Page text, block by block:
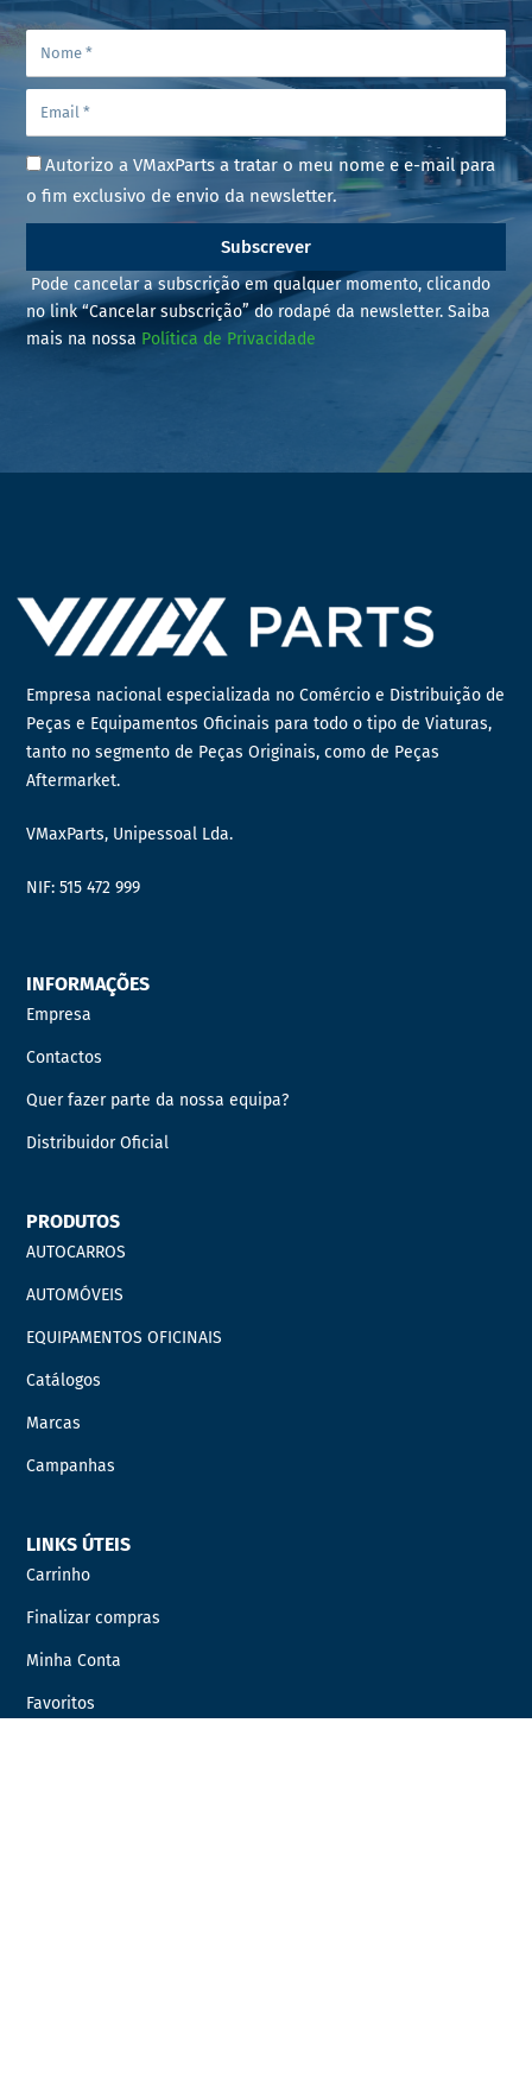
Autorizo a VMaxParts a tratar o meu nome e e-mail para
o fim exclusivo de envio da newsletter.
Subscrever
Pode cancelar a subscrição em qualquer momento, clicando
no link “Cancelar subscrição” do rodapé da newsletter. Saiba
mais na nossa Política de Privacidade
Empresa nacional especializada no Comércio e Distribuição de
Peças e Equipamentos Oficinais para todo o tipo de Viaturas,
tanto no segmento de Peças Originais, como de Peças
Aftermarket.
VMaxParts, Unipessoal Lda.
NIF: 515 472 999
INFORMAÇÕES
Empresa
Contactos
Quer fazer parte da nossa equipa?
Distribuidor Oficial
PRODUTOS
AUTOCARROS
AUTOMÓVEIS
EQUIPAMENTOS OFICINAIS
Catálogos
Marcas
Campanhas
LINKS ÚTEIS
Carrinho
Finalizar compras
Minha Conta
Favoritos